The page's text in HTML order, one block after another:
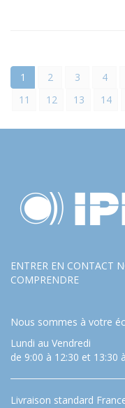
1 2 3 4
11
12 13 14
ENTRER EN CONTACT
COMPRENDRE
Nous sommes à votre
Lundi au Vendredi
de 9:00 à 12:30 et 13:30
Livraison standard